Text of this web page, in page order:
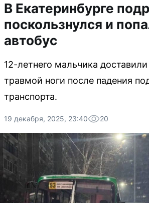
В Екатеринбурге
поскользнулся и
автобус
12-летнего мальчика
травмой ноги после падения
транспорта.
19 декабря, 2025, 23:40 20